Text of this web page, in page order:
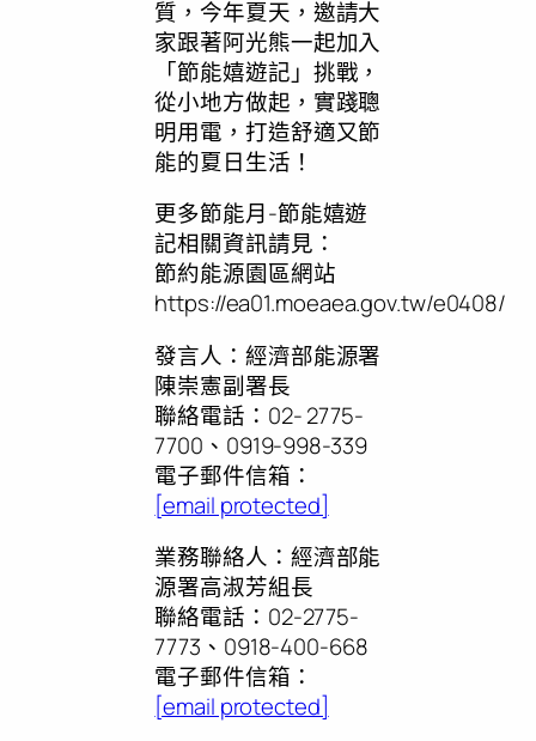
質，今年夏天，邀請大
家跟著阿光熊一起加入
「節能嬉遊記」挑戰，
從小地方做起，實踐聰
明用電，打造舒適又節
能的夏日生活！
更多節能月-節能嬉遊
記相關資訊請見：
節約能源園區網站
https://ea01.moeaea.gov.tw/e0408/
發言人：經濟部能源署
陳崇憲副署長
聯絡電話：02- 2775-
7700、0919-998-339
電子郵件信箱：
[email protected]
業務聯絡人：經濟部能
源署高淑芳組長
聯絡電話：02-2775-
7773、0918-400-668
電子郵件信箱：
[email protected]